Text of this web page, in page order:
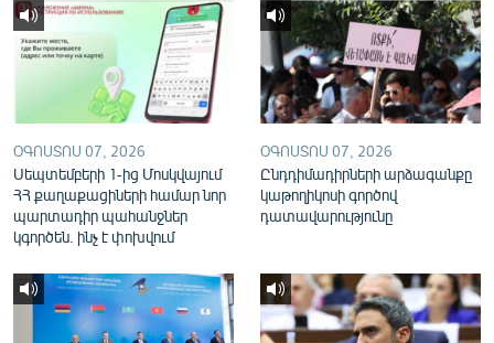
ՕԳՈՍՏՈՍ 07, 2026
Սեպտեմբերի 1-ից Մոսկվայում
ՀՀ քաղաքացիների համար նոր
պարտադիր պահանջներ
կգործեն. ինչ է փոխվում
ՕԳՈՍՏՈՍ 07, 2026
Ընդդիմադիրների արձագանքը
կաթողիկոսի գործով
դատավարությունը